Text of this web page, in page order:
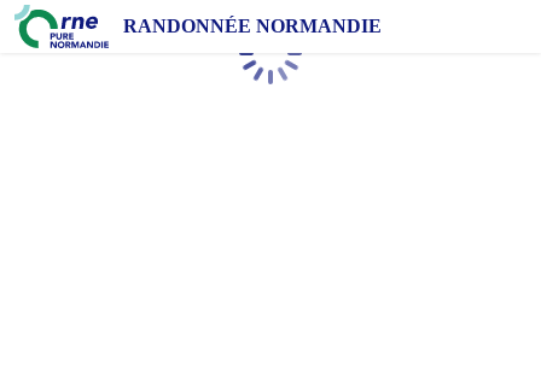
RANDONNÉE NORMANDIE
Chargement